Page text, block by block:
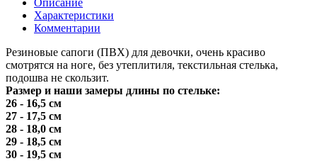
Характеристики
Комментарии
Резиновые сапоги (ПВХ) для девочки, очень красиво
смотрятся на ноге, без утеплитиля, текстильная стелька,
подошва не скользит.
Размер и наши замеры длины по стельке:
26 - 16,5 см
27 - 17,5 см
28 - 18,0 см
29 - 18,5 см
30 - 19,5 см